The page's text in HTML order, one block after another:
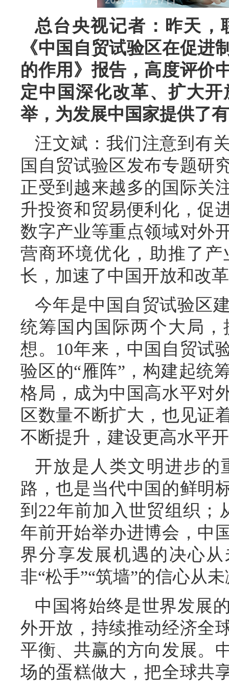
总台央视记者：昨天，
《中国自贸试验区在促进
的作用》报告，高度评价
定中国深化改革、扩大
举，为发展中国家提供了
汪文斌： 我们注意到有
国自贸试验区发布专题研
正受到越来越多的国际关
升投资和贸易便利化，促
数字产业等重点领域对外
营商环境优化，助推了
长，加速了中国开放和改
今年是中国自贸试验区
统筹国内国际两个大局
想。10年来，中国自贸试
验区的“雁阵”，构建起统
格局，成为中国高水平对
区数量不断扩大，也见证
不断提升，建设更高水平
开放是人类文明进步的
路，也是当代中国的鲜明
到22年前加入世贸组织；
年前开始举办进博会，中
界分享发展机遇的决心
非“松手”“筑墙”的信心从
中国将始终是世界发展
外开放，持续推动经济全
平衡、共赢的方向发展。
场的蛋糕做大，把全球共